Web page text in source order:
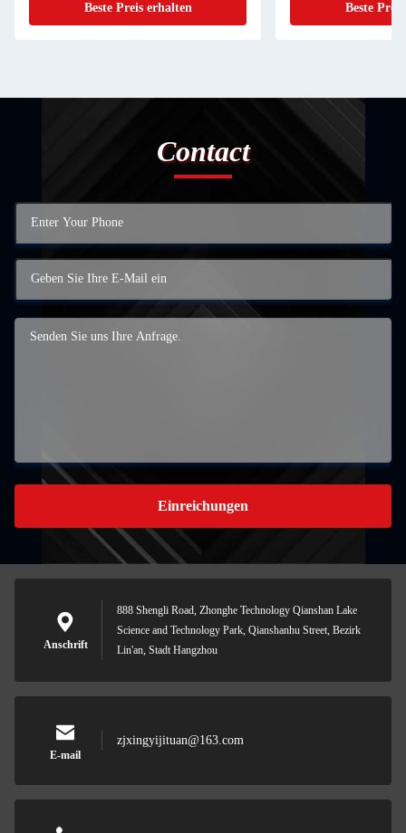
Beste Preis erhalten
Beste
Contact
Einreichungen
Anschrift
888 Shengli Road, Zhonghe Technology Qianshan Lake
Science and Technology Park, Qianshanhu Street, Bezirk
Lin'an, Stadt Hangzhou
E-mail
zjxingyijituan@163.com